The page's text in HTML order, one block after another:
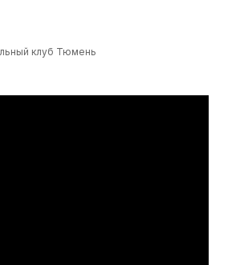
клуб Тюмень